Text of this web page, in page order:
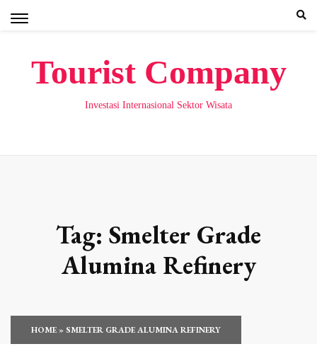
Tourist Company
Investasi Internasional Sektor Wisata
Tag: Smelter Grade
Alumina Refinery
HOME»SMELTER GRADE ALUMINA REFINERY